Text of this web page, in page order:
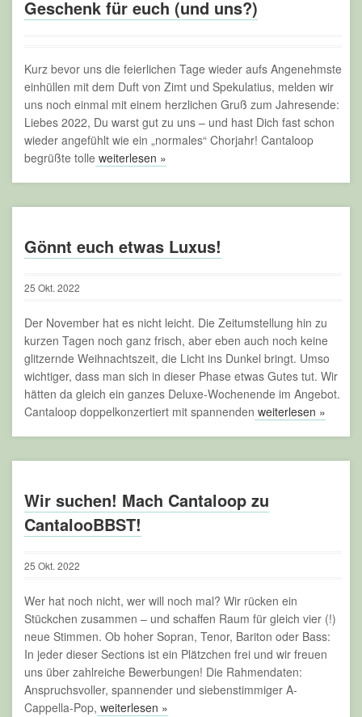
Geschenk für euch (und uns?)
Kurz bevor uns die feierlichen Tage wieder aufs Angenehmste
einhüllen mit dem Duft von Zimt und Spekulatius, melden wir
uns noch einmal mit einem herzlichen Gruß zum Jahresende:
Liebes 2022, Du warst gut zu uns – und hast Dich fast schon
wieder angefühlt wie ein „normales“ Chorjahr! Cantaloop
begrüßte tolle weiterlesen »
Gönnt euch etwas Luxus!
25 Okt.2022
Der November hat es nicht leicht. Die Zeitumstellung hin zu
kurzen Tagen noch ganz frisch, aber eben auch noch keine
glitzernde Weihnachtszeit, die Licht ins Dunkel bringt. Umso
wichtiger, dass man sich in dieser Phase etwas Gutes tut. Wir
hätten da gleich ein ganzes Deluxe-Wochenende im Angebot.
Cantaloop doppelkonzertiert mit spannenden weiterlesen »
Wir suchen! Mach Cantaloop zu
CantalooBBST!
25 Okt.2022
Wer hat noch nicht, wer will noch mal? Wir rücken ein
Stückchen zusammen – und schaffen Raum für gleich vier (!)
neue Stimmen. Ob hoher Sopran, Tenor, Bariton oder Bass:
In jeder dieser Sections ist ein Plätzchen frei und wir freuen
uns über zahlreiche Bewerbungen! Die Rahmendaten:
Anspruchsvoller, spannender und siebenstimmiger A-
Cappella-Pop, weiterlesen »